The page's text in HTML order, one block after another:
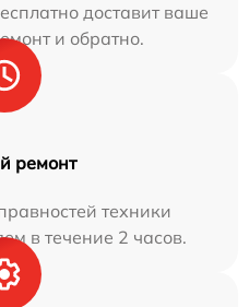
доставит ваше
и обратно.
ремонт
техники
в течение 2 часов.